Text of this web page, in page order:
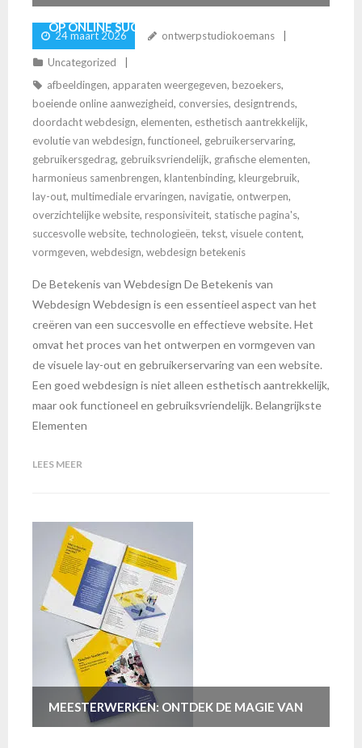
OP ONLINE SUCCES
24 maart 2026 ontwerpstudiokoemans
Uncategorized
afbeeldingen, apparaten weergegeven, bezoekers,
boeiende online aanwezigheid, conversies, designtrends,
doordacht webdesign, elementen, esthetisch aantrekkelijk,
evolutie van webdesign, functioneel, gebruikerservaring,
gebruikersgedrag, gebruiksvriendelijk, grafische elementen,
harmonieus samenbrengen, klantenbinding, kleurgebruik,
lay-out, multimediale ervaringen, navigatie, ontwerpen,
overzichtelijke website, responsiviteit, statische pagina's,
succesvolle website, technologieën, tekst, visuele content,
vormgeven, webdesign, webdesign betekenis
De Betekenis van Webdesign De Betekenis van
Webdesign Webdesign is een essentieel aspect van het
creëren van een succesvolle en effectieve website. Het
omvat het proces van het ontwerpen en vormgeven van
de visuele lay-out en gebruikerservaring van een website.
Een goed webdesign is niet alleen esthetisch aantrekkelijk,
maar ook functioneel en gebruiksvriendelijk. Belangrijkste
Elementen
LEES MEER
MEESTERWERKEN: ONTDEK DE MAGIE VAN